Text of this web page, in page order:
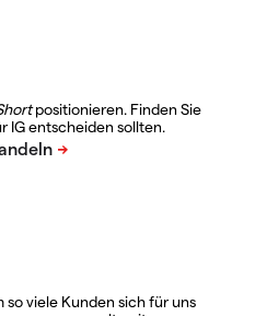
positionieren. Finden Sie
IG entscheiden sollten.
so viele Kunden sich für uns